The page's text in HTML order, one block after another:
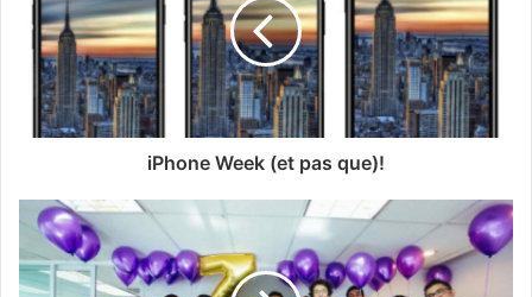
iPhone Week (et pas que)!